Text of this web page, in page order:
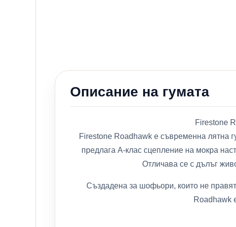
Описание на гумата
Firestone
Firestone Roadhawk е съвременна лятна
предлага A-клас сцепление на мокра
Отличава се с дълъг
Създадена за шофьори, които не
Roadhawk